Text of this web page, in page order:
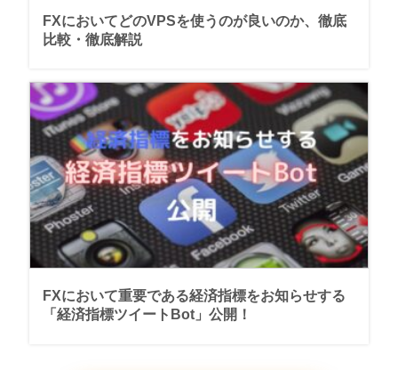
FXにおいてどのVPSを使うのが良いのか、徹底
比較・徹底解説
FXにおいて重要である経済指標をお知らせする
「経済指標ツイートBot」公開！